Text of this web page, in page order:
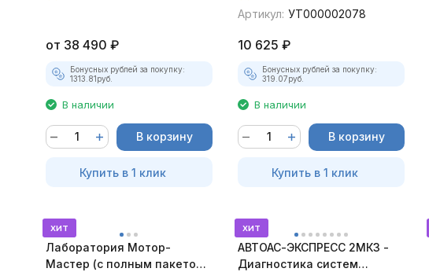
от 38 490 ₽
Бонусных рублей за покупку:
1313.81руб.
В наличии
В корзину
Купить в 1 клик
Артикул: УТ000002078
10 625 ₽
Бонусных рублей за покупку:
319.07руб.
В наличии
В корзину
Купить в 1 клик
хит
Лаборатория Мотор-
Мастер (с полным пакетом
хит
АВТОАС-ЭКСПРЕСС 2МК3 -
Диагностика систем